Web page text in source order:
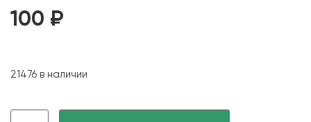
100 ₽
21476 в наличии